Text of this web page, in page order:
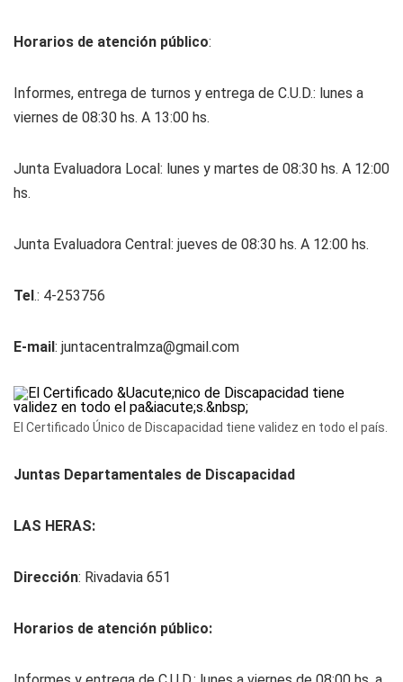
Horarios de atención público:
Informes, entrega de turnos y entrega de C.U.D.: lunes a
viernes de 08:30 hs. A 13:00 hs.
Junta Evaluadora Local: lunes y martes de 08:30 hs. A 12:00
hs.
Junta Evaluadora Central: jueves de 08:30 hs. A 12:00 hs.
Tel.: 4-253756
E-mail: juntacentralmza@gmail.com
El Certificado Único de Discapacidad tiene validez en todo el país.
Juntas Departamentales de Discapacidad
LAS HERAS:
Dirección: Rivadavia 651
Horarios de atención público: